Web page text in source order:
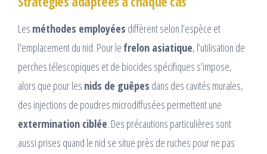
Les méthodes employées diffèrent selon l’espèce et
l’emplacement du nid. Pour le frelon asiatique, l’utilisation de
perches télescopiques et de biocides spécifiques s’impose,
alors que pour les nids de guêpes dans des cavités murales,
des injections de poudres microdiffusées permettent une
extermination ciblée. Des précautions particulières sont
aussi prises quand le nid se situe près de ruches pour ne pas